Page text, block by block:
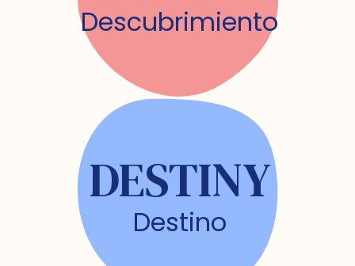
Descubrimiento
DESTINY
Destino